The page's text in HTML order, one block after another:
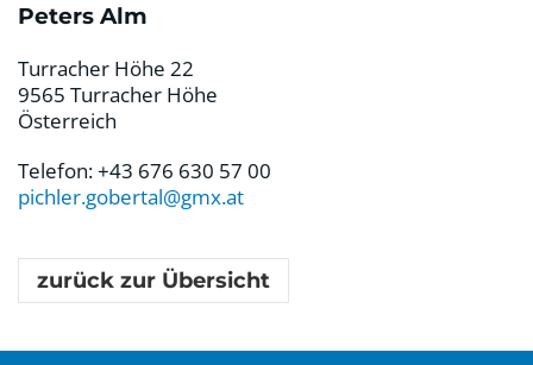
Peters Alm
Turracher Höhe 22
9565 Turracher Höhe
Österreich
Telefon: +43 676 630 57 00
pichler.gobertal@gmx.at
zurück zur Übersicht